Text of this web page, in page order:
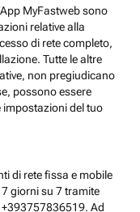
MyFastweb sono
relative alla
di rete completo,
Tutte le altre
non pregiudicano
possono essere
impostazioni del tuo
di rete fissa e mobile
giorni su 7 tramite
Ad